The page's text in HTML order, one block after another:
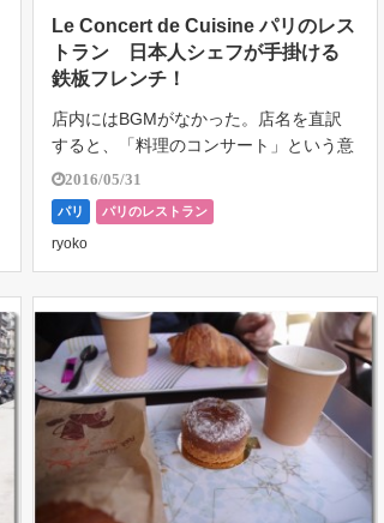
Le Concert de Cuisine パリのレス
トラン 日本人シェフが手掛ける
鉄板フレンチ！
店内にはBGMがなかった。店名を直訳
すると、「料理のコンサート」という意
味合いになるので、カウンター越しの鉄
板焼き料理ならでは、肉を焼く音や炎が
あがるときに音、食材や調理器具が奏で
る音までもを味わって楽しんでほしい、
とい […]
2016/05/31
パリ パリのレストラン
ryoko